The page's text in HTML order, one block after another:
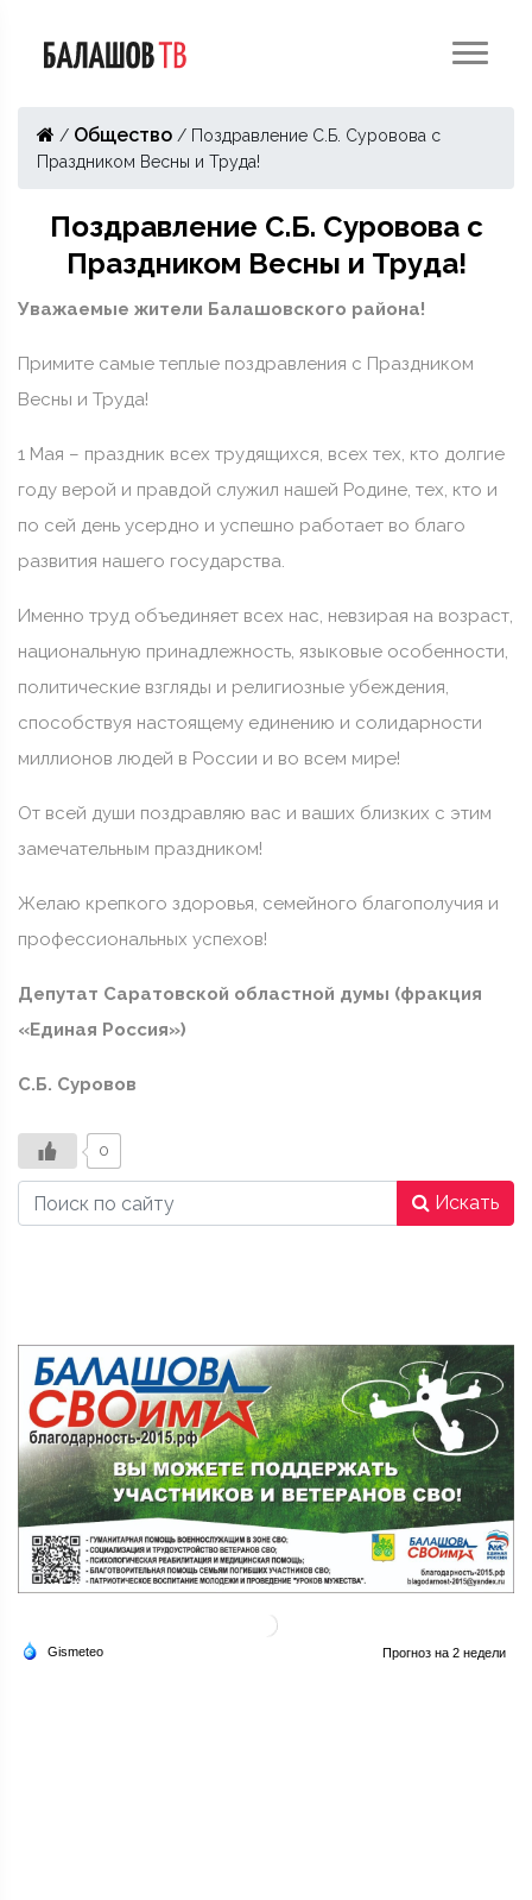
/ Общество / Поздравление С.Б. Суровова с
Праздником Весны и Труда!
Поздравление С.Б. Суровова с
Праздником Весны и Труда!
Уважаемые жители Балашовского района!
Примите самые теплые поздравления с Праздником
Весны и Труда!
1 Мая – праздник всех трудящихся, всех тех, кто долгие
году верой и правдой служил нашей Родине, тех, кто и
по сей день усердно и успешно работает во благо
развития нашего государства.
Именно труд объединяет всех нас, невзирая на возраст,
национальную принадлежность, языковые особенности,
политические взгляды и религиозные убеждения,
способствуя настоящему единению и солидарности
миллионов людей в России и во всем мире!
От всей души поздравляю вас и ваших близких с этим
замечательным праздником!
Желаю крепкого здоровья, семейного благополучия и
профессиональных успехов!
Депутат Саратовской областной думы (фракция
«Единая Россия»)
С.Б. Суровов
0
Искать